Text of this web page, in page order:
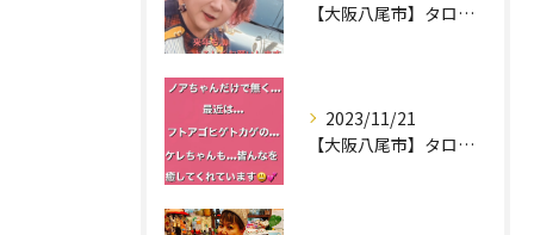
【大阪八尾市】タロット占い教室｜年末のご挨拶｜ほんわか笑福占い☆久笑
2023/11/21
【大阪八尾市】タロット占い教室｜ケレちゃん｜ほんわか笑福占い☆久笑